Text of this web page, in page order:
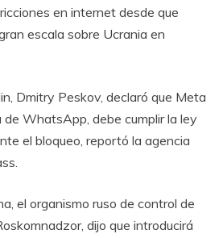
en internet desde que
escala sobre Ucrania en
Dmitry Peskov, declaró que Meta
WhatsApp, debe cumplir la ley
el bloqueo, reportó la agencia
el organismo ruso de control de
dijo que introducirá